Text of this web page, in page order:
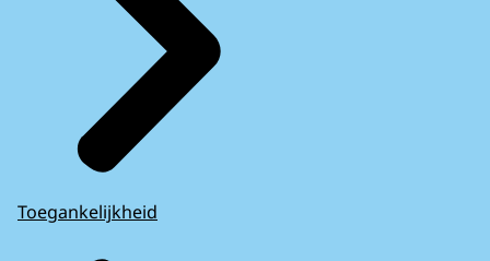
Toegankelijkheid